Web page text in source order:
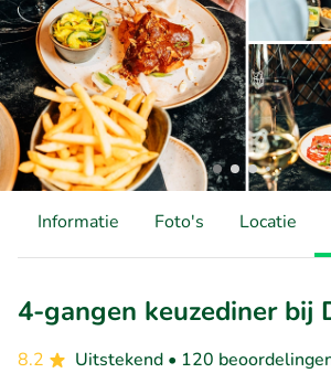
Informatie Foto's Locatie
4-gangen keuzediner bij
8.2 Uitstekend • 120